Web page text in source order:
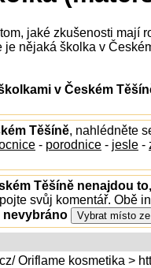
jaké zkušenosti mají
nějaká školka v
v Českém
Těšíně, nahlédněte
- porodnice - jesle -
Těšíně nenajdou
svůj komentář. Obě
nevybráno
Oriflame kosmetika >